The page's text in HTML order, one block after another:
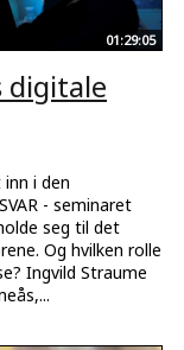
01:29:05
digitale
i den
- seminaret
seg til det
Og hvilken rolle
Ingvild Straume